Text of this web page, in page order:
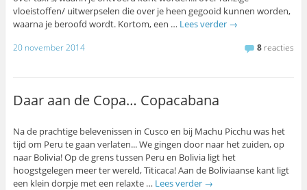
vloeistoffen/ uitwerpselen die over je heen gegooid kunnen worden,
waarna je beroofd wordt. Kortom, een … Lees verder →
20 november 2014 8 reacties
Daar aan de Copa… Copacabana
Na de prachtige belevenissen in Cusco en bij Machu Picchu was het
tijd om Peru te gaan verlaten... We gingen door naar het zuiden, op
naar Bolivia! Op de grens tussen Peru en Bolivia ligt het
hoogstgelegen meer ter wereld, Titicaca! Aan de Boliviaanse kant ligt
een klein dorpje met een relaxte … Lees verder →